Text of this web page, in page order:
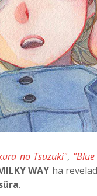
no Tsuzuki",
WAY ha
.